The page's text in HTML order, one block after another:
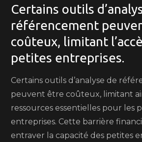
Certains outils
référencement
coûteux, limitant
petites entreprises.
Certains outils d’analyse de
peuvent être coûteux, limitant
ressources essentielles pour les
entreprises. Cette barrière
entraver la capacité des petites